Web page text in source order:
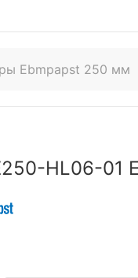
Ebmpapst 250 мм
HL06-01